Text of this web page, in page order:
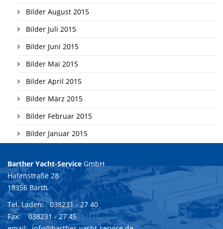
Bilder August 2015
Bilder Juli 2015
Bilder Juni 2015
Bilder Mai 2015
Bilder April 2015
Bilder März 2015
Bilder Februar 2015
Bilder Januar 2015
Barther Yacht-Service GmbH
Hafenstraße 28
18356 Barth
Tel. Laden:038231 - 27 40
Fax: 038231 - 27 45